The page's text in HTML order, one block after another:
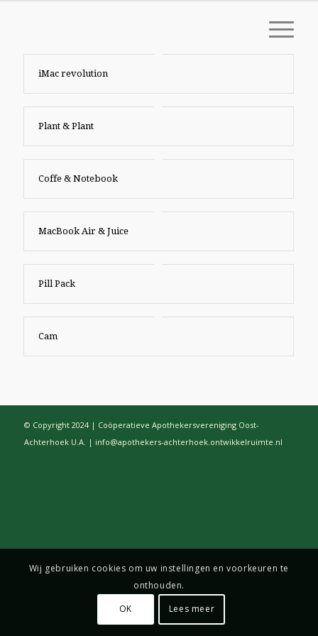
iMac revolution
Plant & Plant
Coffe & Notebook
MacBook Air & Juice
Pill Pack
Cam
© Copyright 2024 | Coöperatieve Apothekersvereniging Oost-
Achterhoek U.A. | info@apothekers-achterhoek.ontwikkelruimte.nl
Wij gebruiken cookies om uw instellingen en voorkeuren te
onthouden.
OK
Lees meer